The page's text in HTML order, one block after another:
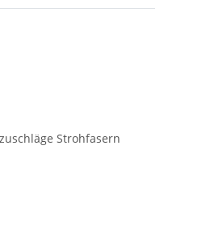
Strohfasern